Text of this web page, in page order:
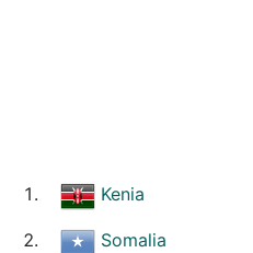
Kenia
Somalia